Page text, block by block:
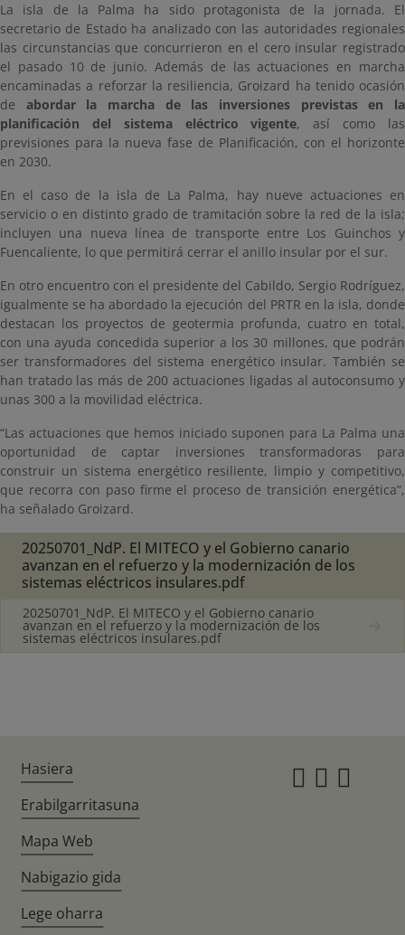
La isla de la Palma ha sido protagonista de la jornada. El
secretario de Estado ha analizado con las autoridades regionales
las circunstancias que concurrieron en el cero insular registrado
el pasado 10 de junio. Además de las actuaciones en marcha
encaminadas a reforzar la resiliencia, Groizard ha tenido ocasión
de abordar la marcha de las inversiones previstas en la
planificación del sistema eléctrico vigente, así como las
previsiones para la nueva fase de Planificación, con el horizonte
en 2030.
En el caso de la isla de La Palma, hay nueve actuaciones en
servicio o en distinto grado de tramitación sobre la red de la isla;
incluyen una nueva línea de transporte entre Los Guinchos y
Fuencaliente, lo que permitirá cerrar el anillo insular por el sur.
En otro encuentro con el presidente del Cabildo, Sergio Rodríguez,
igualmente se ha abordado la ejecución del PRTR en la isla, donde
destacan los proyectos de geotermia profunda, cuatro en total,
con una ayuda concedida superior a los 30 millones, que podrán
ser transformadores del sistema energético insular. También se
han tratado las más de 200 actuaciones ligadas al autoconsumo y
unas 300 a la movilidad eléctrica.
“Las actuaciones que hemos iniciado suponen para La Palma una
oportunidad de captar inversiones transformadoras para
construir un sistema energético resiliente, limpio y competitivo,
que recorra con paso firme el proceso de transición energética”,
ha señalado Groizard.
20250701_NdP. El MITECO y el Gobierno canario
avanzan en el refuerzo y la modernización de los
sistemas eléctricos insulares.pdf
20250701_NdP. El MITECO y el Gobierno canario
avanzan en el refuerzo y la modernización de los
sistemas eléctricos insulares.pdf
Hasiera
Erabilgarritasuna
Mapa Web
Nabigazio gida
Lege oharra